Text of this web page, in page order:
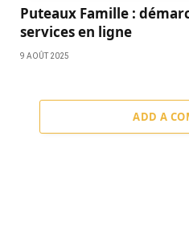
Puteaux Famille :
services en ligne
9 AOÛT 2025
ADD A